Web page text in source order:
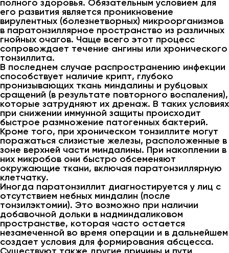
полного здоровья. Обязательным условием для
его развития является проникновение
вирулентных (болезнетворных) микроорганизмов
в паратонзиллярное пространство из различных
гнойных очагов. Чаще всего этот процесс
сопровождает течение ангины или хронического
тонзиллита.
В последнем случае распространению инфекции
способствует наличие крипт, глубоко
пронизывающих ткань миндалины и рубцовых
сращений (в результате повторного воспаления),
которые затрудняют их дренаж. В таких условиях
при снижении иммунной защиты происходит
быстрое размножение патогенных бактерий.
Кроме того, при хроническом тонзиллите могут
поражаться слизистые железы, расположенные в
зоне верхней части миндалины. При накоплении в
них микробов они быстро обсеменяют
окружающие ткани, включая паратонзиллярную
клетчатку.
Иногда паратонзиллит диагностируется у лиц с
отсутствием небных миндалин (после
тонзилэктомии). Это возможно при наличии
добавочной дольки в надминдаликовом
пространстве, которая часто остается
незамеченной во время операции и в дальнейшем
создает условия для формирования абсцесса.